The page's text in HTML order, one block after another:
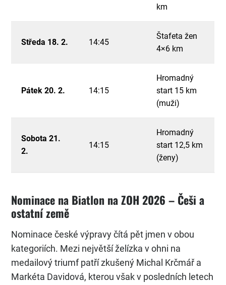
km
Středa 18. 2. 14:45
Štafeta žen
4×6 km
Pátek 20. 2. 14:15
Hromadný
start 15 km
(muži)
Sobota 21.
2.
14:15
Hromadný
start 12,5 km
(ženy)
Nominace na Biatlon na ZOH 2026 – Češi a
ostatní země
Nominace české výpravy čítá pět jmen v obou
kategoriích. Mezi největší želízka v ohni na
medailový triumf patří zkušený Michal Krčmář a
Markéta Davidová, kterou však v posledních letech